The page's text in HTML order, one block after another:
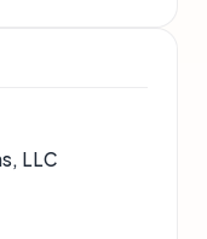
LLC